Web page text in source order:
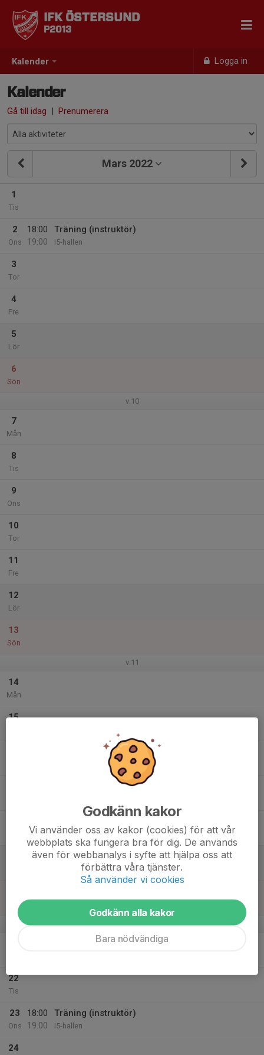
Kalender Logga in
IFK ÖSTERSUND
P2013
Kalender
Gå till idag | Prenumerera
Mars 2022
1
Tis
2
Ons
18:00
19:00
Träning (instruktör)
I5-hallen
3
Tor
4
Fre
5
Lör
6
Sön
v.10
7
Mån
8
Tis
9
Ons
10
Tor
11
Fre
12
Lör
13
Sön
v.11
14
Mån
15
Träning (instruktör)
Sön
v.12
22
Tis
23
Ons
18:00
19:00
Träning (instruktör)
I5-hallen
24
Godkänn kakor
Vi använder oss av kakor (cookies) för att vår
webbplats ska fungera bra för dig. De används
även för webbanalys i syfte att hjälpa oss att
förbättra våra tjänster.
Så använder vi cookies
Godkänn alla kakor
Bara nödvändiga